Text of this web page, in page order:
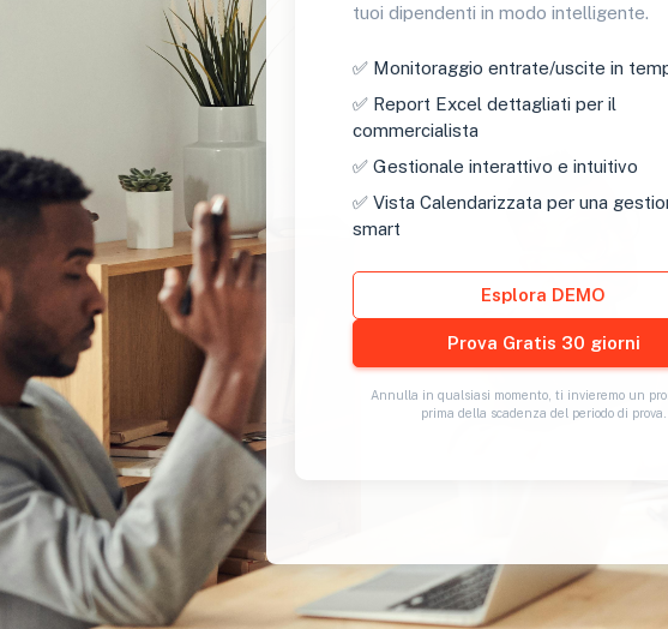
tuoi dipendenti in modo intelligente.
✅ Monitoraggio entrate/uscite in
✅ Report Excel dettagliati per il
commercialista
✅ Gestionale interattivo e intuitivo
✅ Vista Calendarizzata per una
smart
Esplora DEMO
Prova Gratis 30 giorni
Annulla in qualsiasi momento, ti invieremo un
prima della scadenza del periodo di prova.